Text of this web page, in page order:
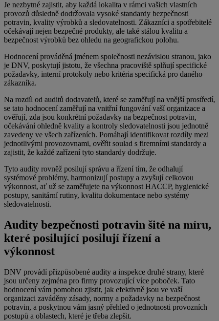
Je nezbytné zajistit, aby každá lokalita v rámci vašich vlastních
provozů důsledně dodržovala vysoké standardy bezpečnosti
potravin, kvality výrobků a sledovatelnosti. Zákazníci a spotřebitelé
očekávají nejen bezpečné produkty, ale také stálou kvalitu a
bezpečnost výrobků bez ohledu na geografickou polohu.
Hodnocení prováděná jménem společnosti nezávislou stranou, jako
je DNV, poskytují jistotu, že všechna pracoviště splňují specifické
požadavky, interní protokoly nebo kritéria specifická pro daného
zákazníka.
Na rozdíl od auditů dodavatelů, které se zaměřují na vnější prostředí,
se tato hodnocení zaměřují na vnitřní fungování vaší organizace a
ověřují, zda jsou konkrétní požadavky na bezpečnost potravin,
očekávání ohledně kvality a kontroly sledovatelnosti jsou jednotně
zavedeny ve všech zařízeních. Pomáhají identifikovat rozdíly mezi
jednotlivými provozovnami, ověřit soulad s firemními standardy a
zajistit, že každé zařízení tyto standardy dodržuje.
Tyto audity rovněž posilují správu a řízení tím, že odhalují
systémové problémy, harmonizují postupy a zvyšují celkovou
výkonnost, ať už se zaměřujete na výkonnost HACCP, hygienické
postupy, sanitární rutiny, kvalitu dokumentace nebo systémy
sledovatelnosti.
Audity bezpečnosti potravin šité na míru,
které posilující posilují řízení a
výkonnost
DNV provádí přizpůsobené audity a inspekce druhé strany, které
jsou určeny zejména pro firmy provozující více poboček. Tato
hodnocení vám pomohou zjistit, jak efektivně jsou ve vaší
organizaci zaváděny zásady, normy a požadavky na bezpečnost
potravin, a poskytnou vám jasný přehled o jednotnosti provozních
postupů a oblastech, které je třeba zlepšit.